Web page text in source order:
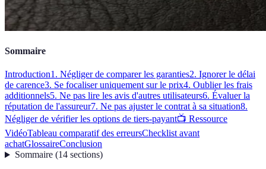
Sommaire
Introduction1. Négliger de comparer les garanties2. Ignorer le délai
de carence3. Se focaliser uniquement sur le prix4. Oublier les frais
additionnels5. Ne pas lire les avis d'autres utilisateurs6. Évaluer la
réputation de l'assureur7. Ne pas ajuster le contrat à sa situation8.
Négliger de vérifier les options de tiers-payant📺 Ressource
VidéoTableau comparatif des erreursChecklist avant
achatGlossaireConclusion
Sommaire(14 sections)